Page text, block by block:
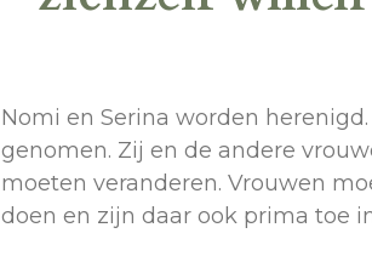
Nomi en Serina worden
genomen. Zij en de andere
moeten veranderen. Vrouwen
doen en zijn daar ook prima toe